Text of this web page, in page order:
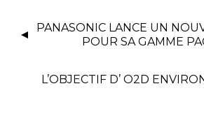
PANASONIC LANCE UN
POUR SA GAMME
L’OBJECTIF D’ O2D